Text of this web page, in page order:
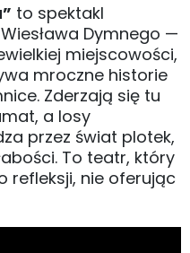
to spektakl
Dymnego —
miejscowości,
mroczne historie
Zderzają się tu
a losy
przez świat plotek,
To teatr, który
refleksji, nie oferując